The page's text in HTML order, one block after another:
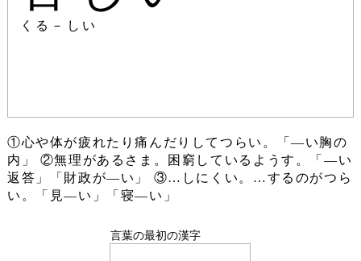
くる－しい
①心や体が疲れたり痛んだりしてつらい。「―い胸の
内」 ②無理があるさま。困窮しているようす。「―い
返答」「財政が―い」 ③…しにくい。…するのがつら
い。「見―い」「寝―い」
言葉の最初の漢字